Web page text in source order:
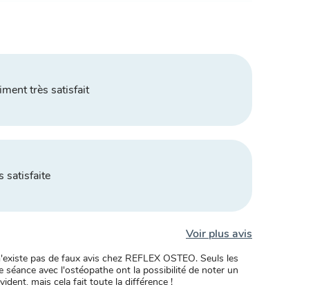
très satisfait
satisfaite
Voir plus avis
pas de faux avis chez REFLEX OSTEO. Seuls les
avec l'ostéopathe ont la possibilité de noter un
mais cela fait toute la différence !